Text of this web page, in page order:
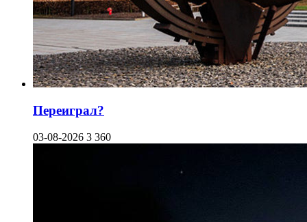
Переиграл?
03-08-2026 3 360